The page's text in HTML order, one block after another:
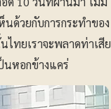
ด้วยกับการกระทำของ
ทยเราจะพลาดท่าเสีย
นหอกข้างแคร่